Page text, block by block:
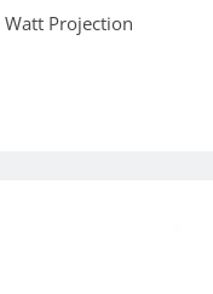
Projection